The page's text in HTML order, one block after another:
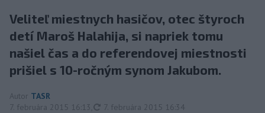
Veliteľ miestnych hasičov, otec štyroch
detí Maroš Halahija, si napriek tomu
našiel čas a do referendovej miestnosti
prišiel s 10-ročným synom Jakubom.
Autor TASR
7. februára 2015 16:13
aktualizované
7. februára 2015 16:34